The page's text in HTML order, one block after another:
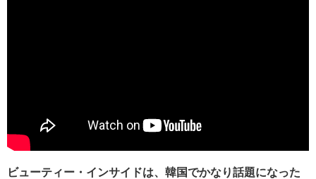
ビューティー・インサイドは、韓国でかなり話題になった